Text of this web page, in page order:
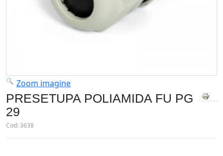
Zoom imagine
PRESETUPA POLIAMIDA FU PG
29
Cod:3638